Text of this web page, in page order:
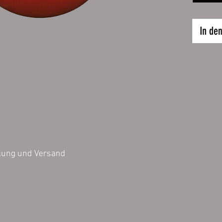
15 cm
20 cm
In
und Versand